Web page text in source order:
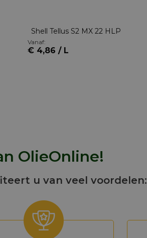
Shell Tellus S2 MX 22 HLP
Vanaf:
€ 4,86 / L
OlieOnline!
u van veel voordelen: